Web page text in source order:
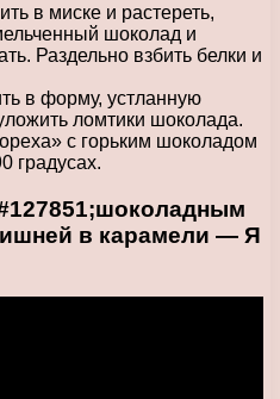
в миске и растереть,
шоколад и
Раздельно взбить белки и
в форму, устланную
ломтики шоколада.
с горьким шоколадом
градусах.
в карамели — Я